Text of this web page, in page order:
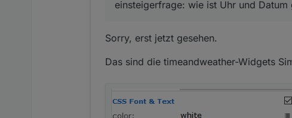
einsteigerfrage: wie ist Uhr und Datum
Sorry, erst jetzt gesehen.
Das sind die timeandweather-Widgets